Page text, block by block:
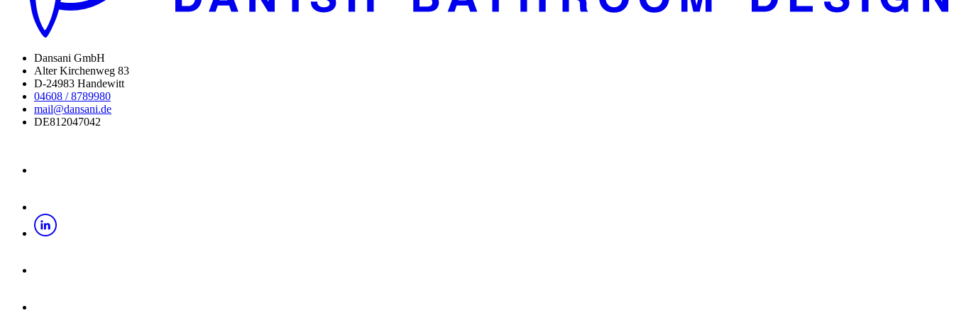
Dansani GmbH
Alter Kirchenweg 83
D-24983 Handewitt
04608 / 8789980
mail@dansani.de
DE812047042